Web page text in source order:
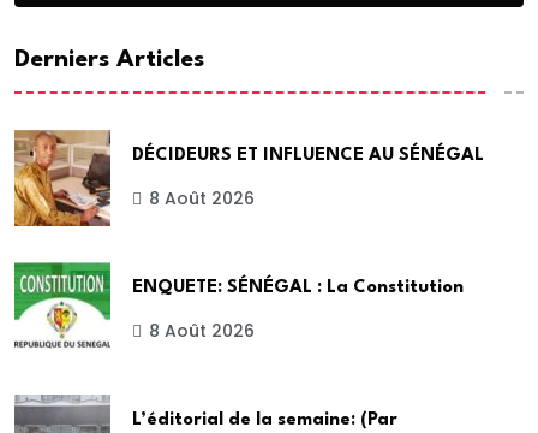
Derniers Articles
DÉCIDEURS ET INFLUENCE AU SÉNÉGAL
8 Août 2026
ENQUETE: SÉNÉGAL : La Constitution
8 Août 2026
L’éditorial de la semaine: (Par